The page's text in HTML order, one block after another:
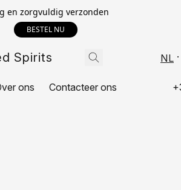
en zorgvuldig verzonden
BESTEL NU
Spirits NL
ons Contacteer ons